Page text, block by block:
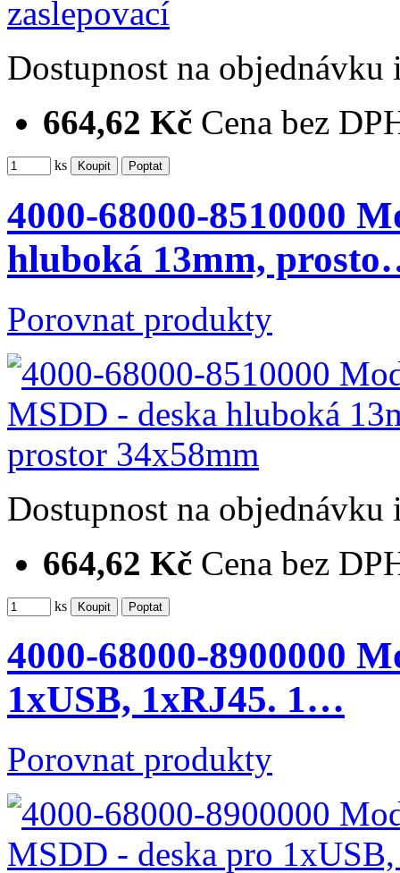
Dostupnost na objednávku
664,62 Kč Cena bez
ks
4000-68000-8510000
hluboká 13mm,
Porovnat produkty
Dostupnost na objednávku
664,62 Kč Cena bez
ks
4000-68000-8900000
1xUSB, 1xRJ45. 1…
Porovnat produkty